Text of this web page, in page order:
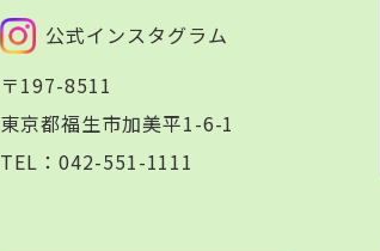
公式インスタグラム
〒197-8511
東京都福生市加美平1-6-1
TEL： 042-551-1111